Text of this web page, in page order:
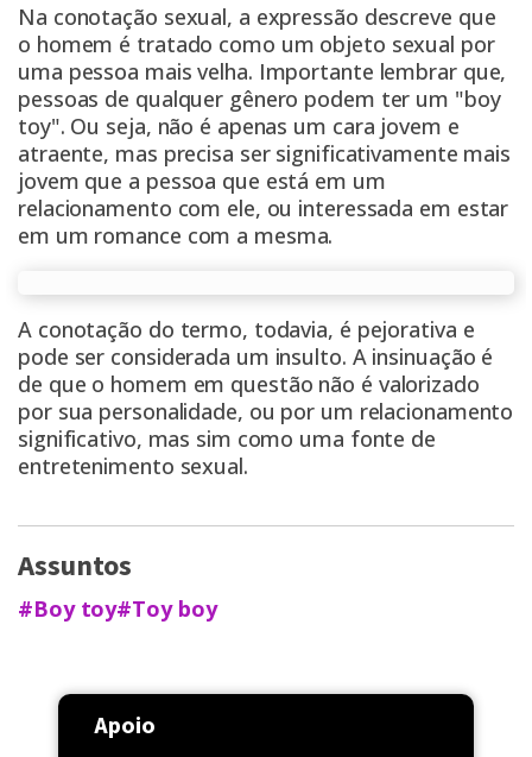
Na conotação sexual, a expressão descreve que
o homem é tratado como um objeto sexual por
uma pessoa mais velha. Importante lembrar que,
pessoas de qualquer gênero podem ter um "boy
toy". Ou seja, não é apenas um cara jovem e
atraente, mas precisa ser significativamente mais
jovem que a pessoa que está em um
relacionamento com ele, ou interessada em estar
em um romance com a mesma.
A conotação do termo, todavia, é pejorativa e
pode ser considerada um insulto. A insinuação é
de que o homem em questão não é valorizado
por sua personalidade, ou por um relacionamento
significativo, mas sim como uma fonte de
entretenimento sexual.
Assuntos
#Boy toy#Toy boy
Apoio